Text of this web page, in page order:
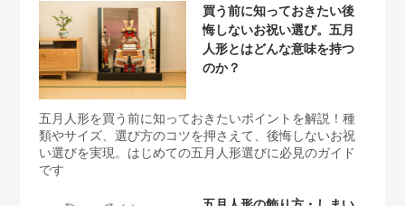
買う前に知っておきたい後
悔しないお祝い選び。五月
人形とはどんな意味を持つ
のか？
五月人形を買う前に知っておきたいポイントを解説！種
類やサイズ、選び方のコツを押さえて、後悔しないお祝
い選びを実現。はじめての五月人形選びに必見のガイド
です